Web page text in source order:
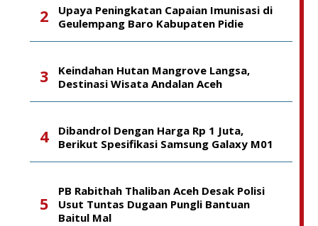
Upaya Peningkatan Capaian Imunisasi di
Geulempang Baro Kabupaten Pidie
Keindahan Hutan Mangrove Langsa,
Destinasi Wisata Andalan Aceh
Dibandrol Dengan Harga Rp 1 Juta,
Berikut Spesifikasi Samsung Galaxy M01
PB Rabithah Thaliban Aceh Desak Polisi
Usut Tuntas Dugaan Pungli Bantuan
Baitul Mal